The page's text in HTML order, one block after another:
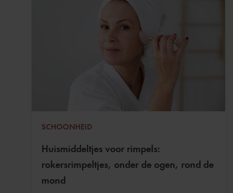
SCHOONHEID
Huismiddeltjes voor rimpels:
rokersrimpeltjes, onder de ogen, rond de
mond